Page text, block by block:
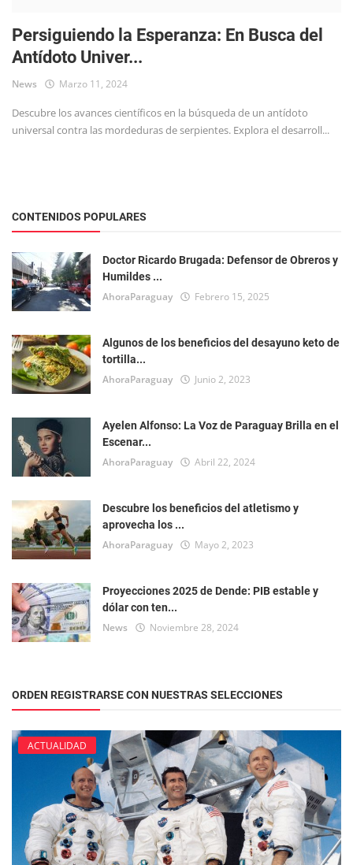
Persiguiendo la Esperanza: En Busca del
Antídoto Univer...
News Marzo 11, 2024
Descubre los avances científicos en la búsqueda de un antídoto
universal contra las mordeduras de serpientes. Explora el desarroll...
CONTENIDOS POPULARES
Doctor Ricardo Brugada: Defensor de Obreros y
Humildes ...
AhoraParaguay Febrero 15, 2025
Algunos de los beneficios del desayuno keto de
tortilla...
AhoraParaguay Junio 2, 2023
Ayelen Alfonso: La Voz de Paraguay Brilla en el
Escenar...
AhoraParaguay Abril 22, 2024
Descubre los beneficios del atletismo y
aprovecha los ...
AhoraParaguay Mayo 2, 2023
Proyecciones 2025 de Dende: PIB estable y
dólar con ten...
News Noviembre 28, 2024
ORDEN REGISTRARSE CON NUESTRAS SELECCIONES
ACTUALIDAD